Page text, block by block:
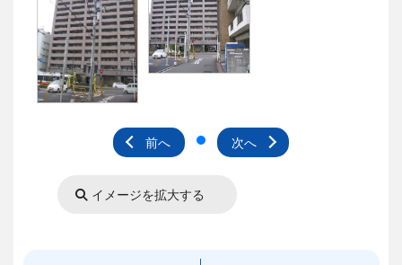
前へ 次へ
イメージを拡大する